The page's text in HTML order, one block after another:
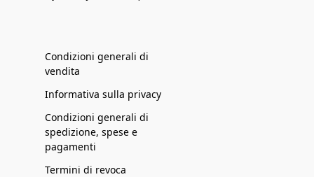
Condizioni generali di
vendita
Informativa sulla privacy
Condizioni generali di
spedizione, spese e
pagamenti
Termini di revoca